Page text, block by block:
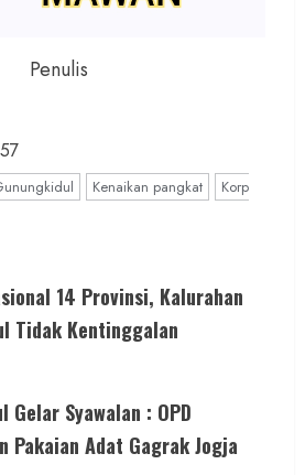
Penulis
Kenaikan pangkat
Korp
14 Provinsi, Kalurahan
Tidak Kentinggalan
Syawalan : OPD
Pakaian Adat Gagrak Jogja